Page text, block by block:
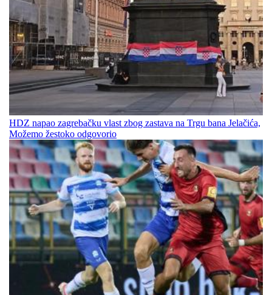
HDZ napao zagrebačku vlast zbog zastava na Trgu bana Jelačića,
Možemo žestoko odgovorio